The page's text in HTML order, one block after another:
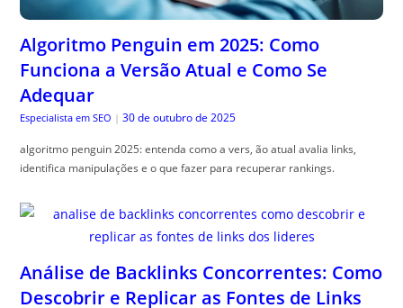
Algoritmo Penguin em 2025: Como
Funciona a Versão Atual e Como Se
Adequar
Especialista em SEO | 30 de outubro de 2025
algoritmo penguin 2025: entenda como a vers, ão atual avalia links,
identifica manipulações e o que fazer para recuperar rankings.
Análise de Backlinks Concorrentes: Como
Descobrir e Replicar as Fontes de Links